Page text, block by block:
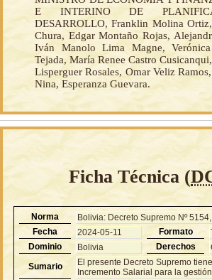
E INTERINO DE
DESARROLLO, Franklin Molina
Chura, Edgar Montaño Rojas,
Iván Manolo Lima Magne,
Tejada, María Renee Castro
Lisperguer Rosales, Omar Veliz
Nina, Esperanza Guevara.
Ficha Técnica (
Norma
Bolivia: Decreto Supremo Nº
Fecha
2024-05-11 Formato
Dominio
Bolivia Derechos
Sumario
El presente Decreto Supremo
Incremento Salarial para la